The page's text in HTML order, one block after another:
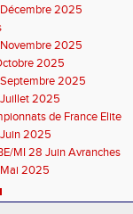
2025
2025
2025
2025
2025
de France Elite
2025
MI 28 Juin Avranches
2025